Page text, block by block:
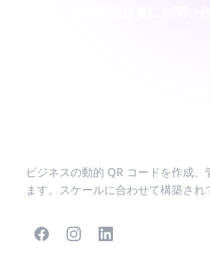
ビジネスの動的 QR コードを作成、
ます。スケールに合わせて構築され